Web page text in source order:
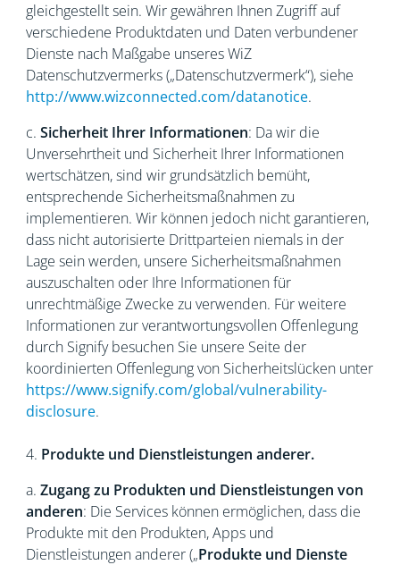
gleichgestellt sein. Wir gewähren Ihnen Zugriff auf
verschiedene Produktdaten und Daten verbundener
Dienste nach Maßgabe unseres WiZ
Datenschutzvermerks („Datenschutzvermerk“), siehe
http://www.wizconnected.com/datanotice.
c. Sicherheit Ihrer Informationen: Da wir die
Unversehrtheit und Sicherheit Ihrer Informationen
wertschätzen, sind wir grundsätzlich bemüht,
entsprechende Sicherheitsmaßnahmen zu
implementieren. Wir können jedoch nicht garantieren,
dass nicht autorisierte Drittparteien niemals in der
Lage sein werden, unsere Sicherheitsmaßnahmen
auszuschalten oder Ihre Informationen für
unrechtmäßige Zwecke zu verwenden. Für weitere
Informationen zur verantwortungsvollen Offenlegung
durch Signify besuchen Sie unsere Seite der
koordinierten Offenlegung von Sicherheitslücken unter
https://www.signify.com/global/vulnerability-
disclosure.
4. Produkte und Dienstleistungen anderer.
a. Zugang zu Produkten und Dienstleistungen von
anderen: Die Services können ermöglichen, dass die
Produkte mit den Produkten, Apps und
Dienstleistungen anderer („Produkte und Dienste